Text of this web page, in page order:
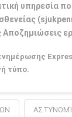
υπηρεσία
τύπο.